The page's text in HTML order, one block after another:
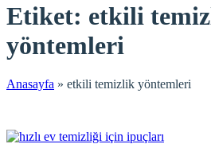
Etiket: etkili
yöntemleri
Anasayfa » etkili temizlik yöntemleri